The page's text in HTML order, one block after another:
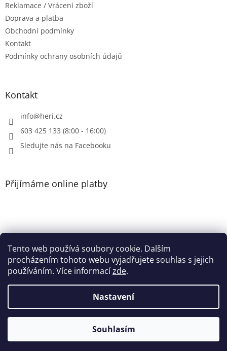
Tento web používá soubory cookie. Dalším
procházením tohoto webu vyjadřujete souhlas s jejich
používáním. Více informacízde.
Nastavení
Souhlasím
Reklamace / Vrácení zboží
Doprava a platba
Obchodní podmínky
Kontakt
Podmínky ochrany osobních údajů
Kontakt
info@heri.cz
603 425 133 (8:00 - 16:00)
Sledujte nás na Facebooku
Přijímáme online platby
Patička
Vytvořil Shoptet
Heri.cz. Všechna práva vyhrazena.